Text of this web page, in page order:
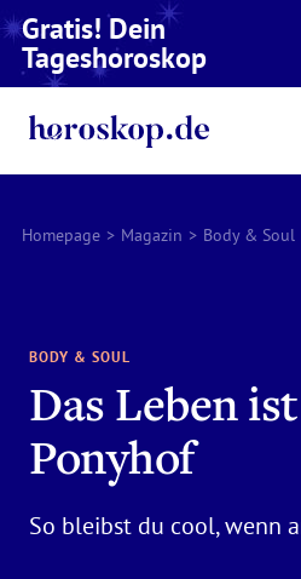
Gratis! Dein
Tageshoroskop
Homepage > Magazin > Body & Soul
BODY & SOUL
Das Leben
Ponyhof
So bleibst du cool, wenn